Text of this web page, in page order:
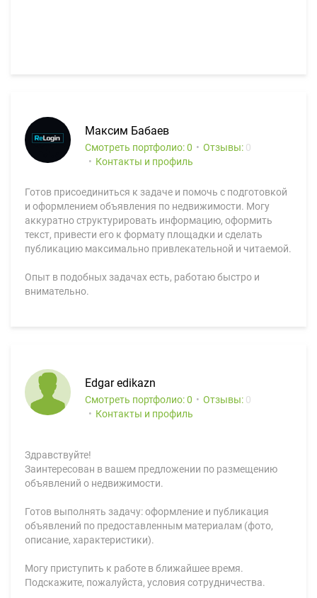
Максим Бабаев
Смотреть портфолио: 0 Отзывы: 0
Контакты и профиль
Готов присоединиться к задаче и помочь с подготовкой
и оформлением объявления по недвижимости. Могу
аккуратно структурировать информацию, оформить
текст, привести его к формату площадки и сделать
публикацию максимально привлекательной и читаемой.
Опыт в подобных задачах есть, работаю быстро и
внимательно.
Edgar edikazn
Смотреть портфолио: 0 Отзывы: 0
Контакты и профиль
Здравствуйте!
Заинтересован в вашем предложении по размещению
объявлений о недвижимости.
Готов выполнять задачу: оформление и публикация
объявлений по предоставленным материалам (фото,
описание, характеристики).
Могу приступить к работе в ближайшее время.
Подскажите, пожалуйста, условия сотрудничества.